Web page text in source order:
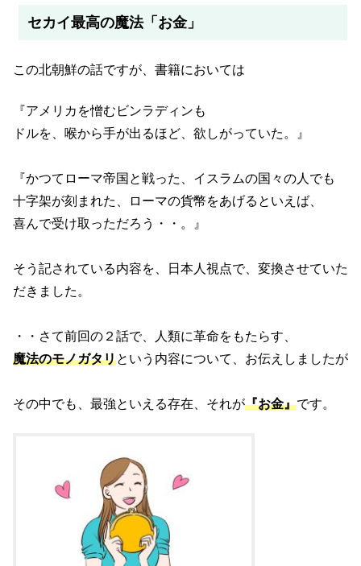
セカイ最高の魔法「お金」
この北朝鮮の話ですが、書籍においては
『アメリカを憎むビンラディンも
ドルを、喉から手が出るほど、欲しがっていた。』
『かつてローマ帝国と戦った、イスラムの国々の人でも
十字架が刻まれた、ローマの貨幣をあげるといえば、
喜んで受け取っただろう・・。』
そう記されている内容を、日本人視点で、変換させていた
だきました。
・・さて前回の２話で、人類に革命をもたらす、
魔法のモノガタリという内容について、お伝えしましたが
その中でも、最強といえる存在、それが『お金』です。